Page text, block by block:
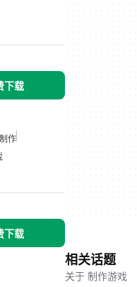
下载
作
下载
相关话题
关于 制作游戏